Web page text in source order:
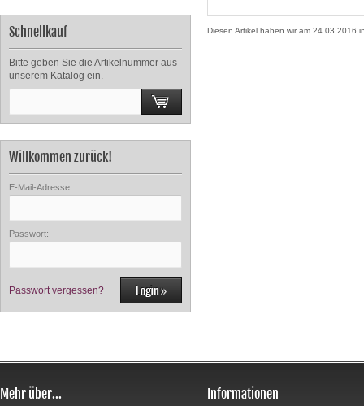
Schnellkauf
Bitte geben Sie die Artikelnummer aus
unserem Katalog ein.
Willkommen zurück!
E-Mail-Adresse:
Passwort:
Passwort vergessen?
Diesen Artikel haben wir am 24.03.2016
Mehr über... Informationen